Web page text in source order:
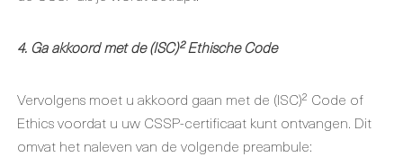
4. Ga akkoord met de (ISC)² Ethische Code
Vervolgens moet u akkoord gaan met de (ISC)² Code of
Ethics voordat u uw CSSP-certificaat kunt ontvangen. Dit
omvat het naleven van de volgende preambule: